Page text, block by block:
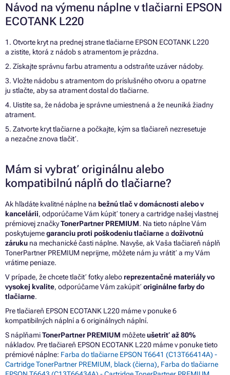
Návod na výmenu náplne v tlačiarni EPSON
ECOTANK L220
1. Otvorte kryt na prednej strane tlačiarne EPSON ECOTANK L220
a zistite, ktorá z nádob s atramentom je prázdna.
2. Získajte správnu farbu atramentu a odstraňte uzáver nádoby.
3. Vložte nádobu s atramentom do príslušného otvoru a opatrne
ju stlačte, aby sa atrament dostal do tlačiarne.
4. Uistite sa, že nádoba je správne umiestnená a že neuniká žiadny
atrament.
5. Zatvorte kryt tlačiarne a počkajte, kým sa tlačiareň nezresetuje
a nezačne znova tlačiť.
Mám si vybrať originálnu alebo
kompatibilnú náplň do tlačiarne?
Ak hľadáte kvalitné náplne na bežnú tlač v domácnosti alebo v
kancelárii, odporúčame Vám kúpiť tonery a cartridge našej vlastnej
prémiovej značkyTonerPartner PREMIUM. Na tieto náplne Vám
poskytujemegaranciu proti poškodeniu tlačiarnea doživotnú
záruku na mechanické časti náplne. Navyše, ak Vaša tlačiareň náplň
TonerPartner PREMIUM neprijme, môžete nám ju vrátiť a my Vám
vrátime peniaze.
V prípade, že chcete tlačiť fotky aleboreprezentačné materiály vo
vysokej kvalite, odporúčame Vám zakúpiť originálne farby do
tlačiarne.
Pre tlačiareň EPSON ECOTANK L220 máme v ponuke 6
kompatibilných náplní a 6 originálnych náplní.
S náplňamiTonerPartner PREMIUM môžeteušetriť až 80%
nákladov. Pre tlačiareň EPSON ECOTANK L220 máme v ponuke tieto
prémiové náplne: Farba do tlačiarne EPSON T6641 (C13T66414A) -
Cartridge TonerPartner PREMIUM, black (čierna), Farba do tlačiarne